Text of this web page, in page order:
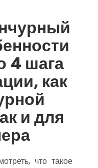
4 шага
как
и для
что такое